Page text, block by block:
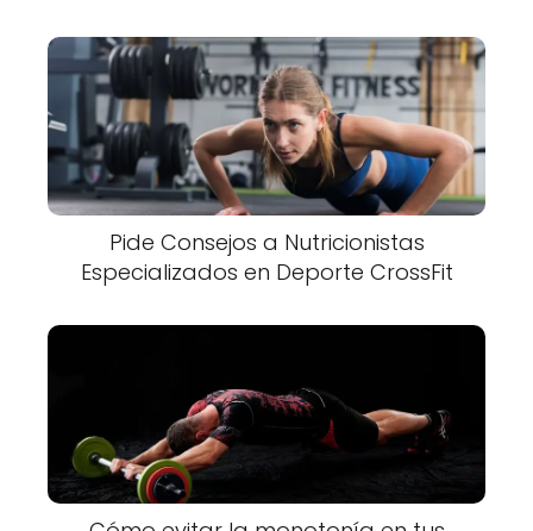
Pide Consejos a Nutricionistas
Especializados en Deporte CrossFit